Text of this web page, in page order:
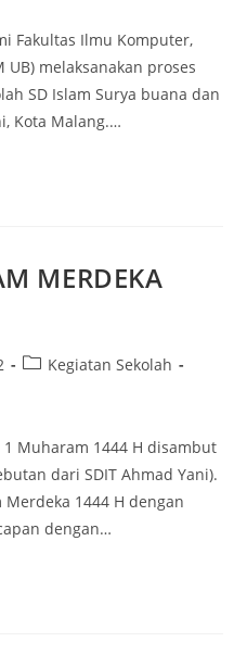
Fakultas Ilmu Komputer,
UB) melaksanakan proses
SD Islam Surya buana dan
Kota Malang.…
MERDEKA
Kegiatan Sekolah
Muharam 1444 H disambut
dari SDIT Ahmad Yani).
1444 H dengan
dengan…